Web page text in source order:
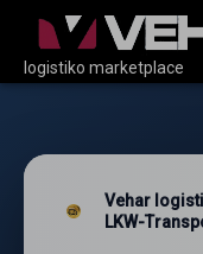
logistiko marketplace
Vehar
LKW-